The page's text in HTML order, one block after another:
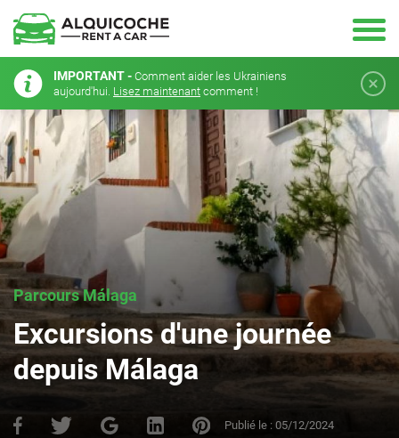
IMPORTANT - Comment aider les Ukrainiens
aujourd'hui. Lisez maintenant comment !
Parcours Málaga
Excursions d'une journée
depuis Málaga
Publié le : 05/12/2024